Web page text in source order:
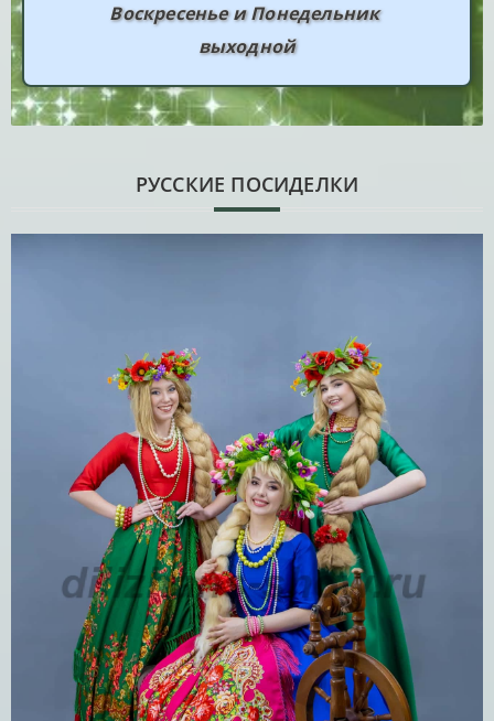
Воскресенье и Понедельник
выходной
РУССКИЕ ПОСИДЕЛКИ